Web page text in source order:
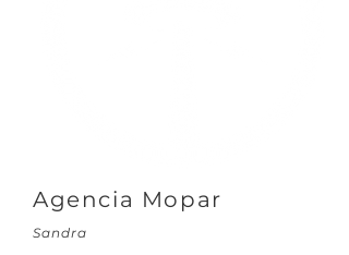
Agencia Mopar
Sandra